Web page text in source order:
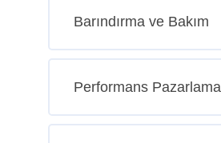
Barındırma ve Bakım
Performans Pazarlama